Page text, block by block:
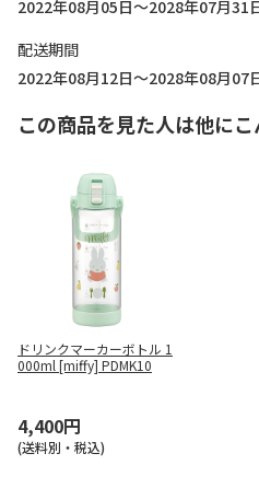
2022年08月05日～2028年07月31
配送期間
2022年08月12日～2028年08月07
この商品を見た人は他に
ドリンクマーカーボトル 1
000ml [miffy] PDMK10
4,400円
(送料別・税込)